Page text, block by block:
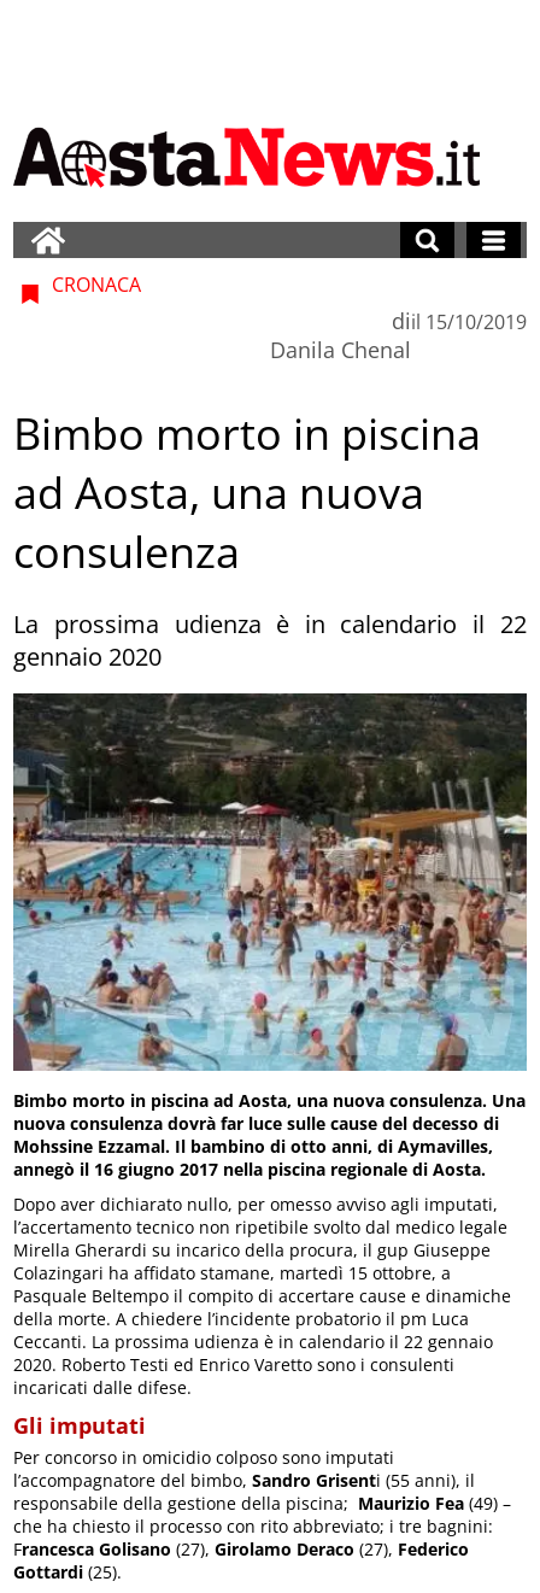
CRONACA
di
Danila Chenal
il 15/10/2019
Bimbo morto in piscina
ad Aosta, una nuova
consulenza
La prossima udienza è in calendario il 22
gennaio 2020
Bimbo morto in piscina ad Aosta, una nuova consulenza. Una
nuova consulenza dovrà far luce sulle cause del decesso di
Mohssine Ezzamal. Il bambino di otto anni, di Aymavilles,
annegò il 16 giugno 2017 nella piscina regionale di Aosta.
Dopo aver dichiarato nullo, per omesso avviso agli imputati,
l’accertamento tecnico non ripetibile svolto dal medico legale
Mirella Gherardi su incarico della procura, il gup Giuseppe
Colazingari ha affidato stamane, martedì 15 ottobre, a
Pasquale Beltempo il compito di accertare cause e dinamiche
della morte. A chiedere l’incidente probatorio il pm Luca
Ceccanti. La prossima udienza è in calendario il 22 gennaio
2020. Roberto Testi ed Enrico Varetto sono i consulenti
incaricati dalle difese.
Gli imputati
Per concorso in omicidio colposo sono imputati
l’accompagnatore del bimbo,Sandro Grisenti (55 anni), il
responsabile della gestione della piscina; Maurizio Fea (49) –
che ha chiesto il processo con rito abbreviato; i tre bagnini:
Francesca Golisano (27),Girolamo Deraco (27), Federico
Gottardi (25).